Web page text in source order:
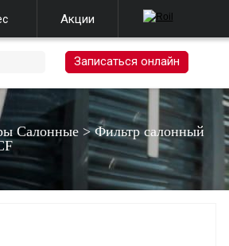
Акции
Записаться онлайн
Салонные >Фильтр салонный